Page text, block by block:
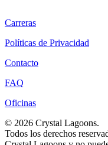
Carreras
Políticas de Privacidad
Contacto
FAQ
Oficinas
© 2026 Crystal Lagoons.
Todos los derechos